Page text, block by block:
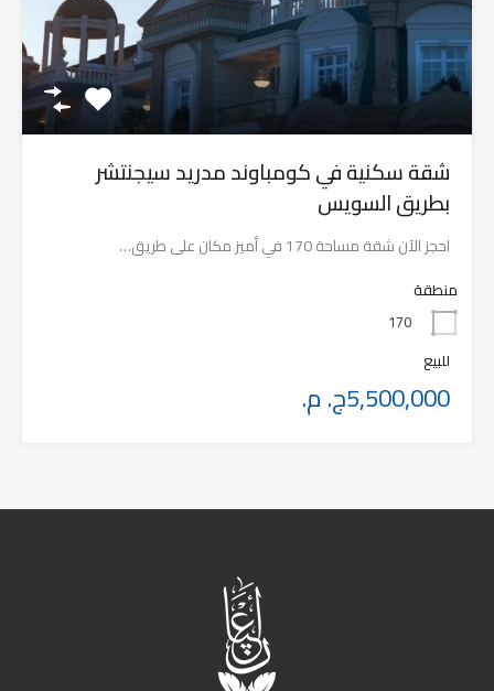
شقة سكنية في كومباوند مدريد سيجنتشر
بطريق السويس
احجز الآن شقة مساحة 170 في أميز مكان على طريق…
منطقة
170
للبيع
5,500,000ج. م.